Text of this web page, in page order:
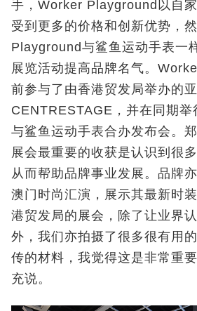
手，Worker Playground以自
受到更多的价格和创新优势，
Playground与鲨鱼运动手表一
展览活动提高品牌名气。
前参与了由香港贸发局举办的
CENTRESTAGE，并在同期举
与鲨鱼运动手表合办发布会。
展会最重要的收获是认识到很
从而帮助品牌事业发展。品牌
澳门时尚汇演，展示其最新时
港贸发局的展会，除了让业界
外，我们亦拍摄了很多很有用
传的材料，我觉得这是非常重
充说。